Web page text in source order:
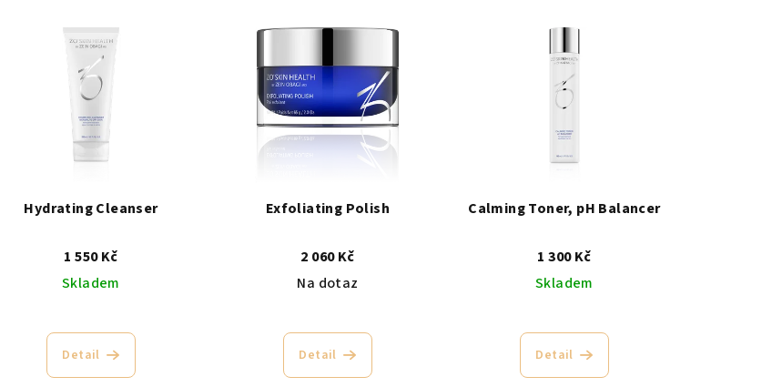
Hydrating Cleanser
1 550 Kč
Skladem
Detail
Exfoliating Polish
2 060 Kč
Na dotaz
Detail
Calming Toner, pH Balancer
1 300 Kč
Skladem
hodnocení
produktu
je
Detail